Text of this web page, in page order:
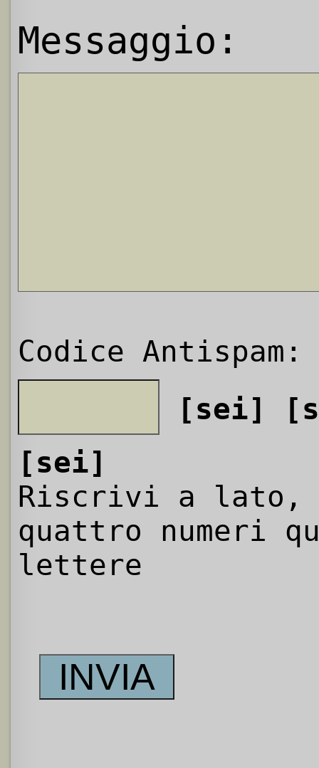
Messaggio:
Codice Antispam:
[sei]
[sei]
Riscrivi a
quattro numeri
lettere